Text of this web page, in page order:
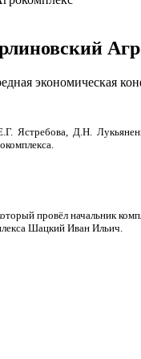
экономическая
Ястребова, Д.Н.
провёл начальник
Шацкий Иван Ильич.